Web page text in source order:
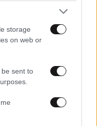
storage
on web or
sent to
της Πιερίας
ευρώ – Οι δύο
Ημαθία